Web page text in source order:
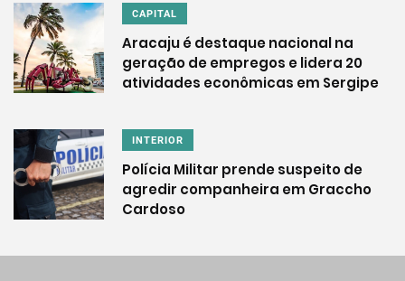
CAPITAL
Aracaju é destaque nacional na
geração de empregos e lidera 20
atividades econômicas em Sergipe
INTERIOR
Polícia Militar prende suspeito de
agredir companheira em Graccho
Cardoso